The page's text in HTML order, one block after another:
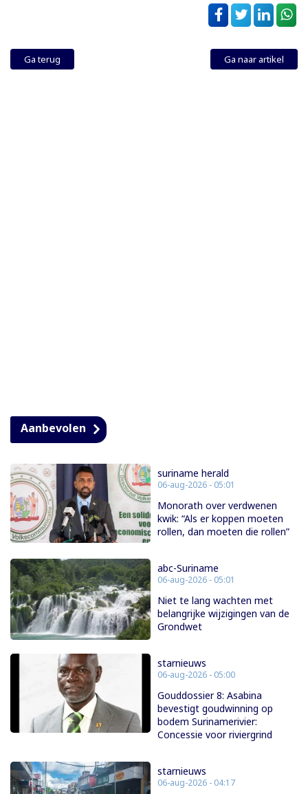
Ga terug Ga naar artikel
Aanbevolen
suriname herald
06-aug-2026 - 05:01
Monorath over verdwenen
kwik: “Als er koppen moeten
rollen, dan moeten die rollen”
abc-Suriname
06-aug-2026 - 05:01
Niet te lang wachten met
belangrijke wijzigingen van de
Grondwet
starnieuws
06-aug-2026 - 05:00
Gouddossier 8: Asabina
bevestigt goudwinning op
bodem Surinamerivier:
Concessie voor riviergrind
starnieuws
06-aug-2026 - 04:17